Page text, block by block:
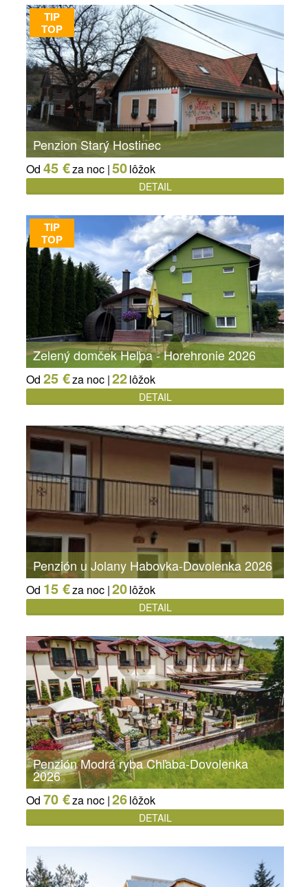
TIP
TOP
Penzion Starý Hostinec
Od 45 €za noc |50lôžok
DETAIL
TIP
TOP
Zelený domček Heľpa - Horehronie 2026
Od 25 €za noc |22lôžok
DETAIL
Penzión u Jolany Habovka-Dovolenka 2026
Od 15 €za noc |20lôžok
DETAIL
Penzión Modrá ryba Chľaba-Dovolenka
2026
Od 70 €za noc |26lôžok
DETAIL